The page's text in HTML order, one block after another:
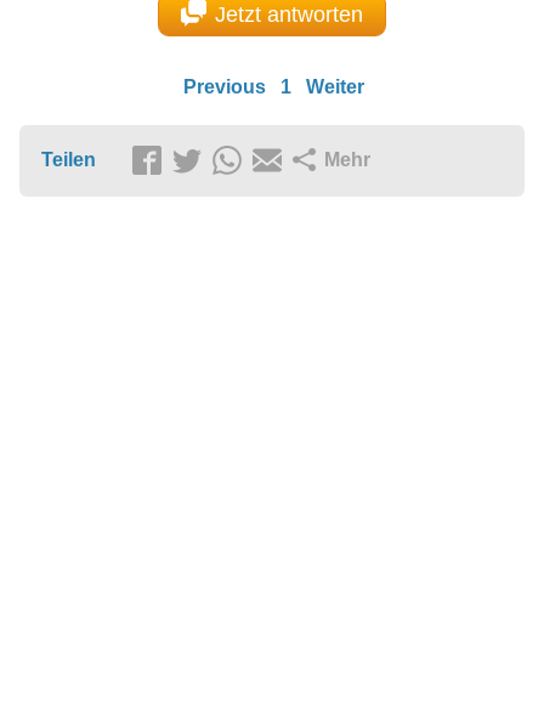
Jetzt antworten
Previous 1 Weiter
Teilen Mehr